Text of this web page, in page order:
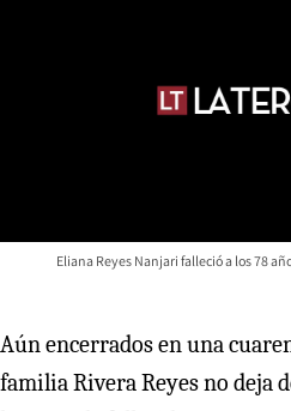
Eliana Reyes Nanjari falleció a los 78
Aún encerrados en una
familia Rivera Reyes no deja